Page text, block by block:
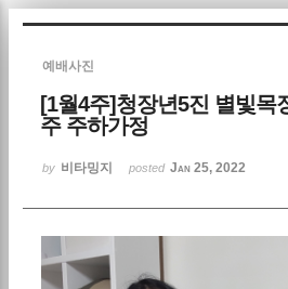
예배사진
[1월4주]청장년5진 별빛목
주 주하가정
by 비타밍지 posted Jan 25, 2022
Sketchbook5, 스
Sketchbook5, 스